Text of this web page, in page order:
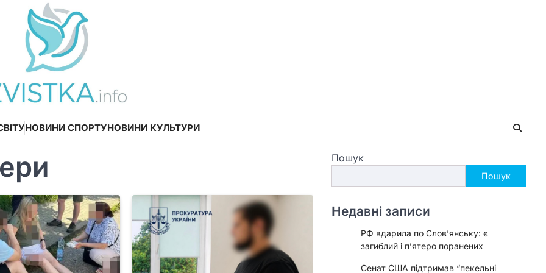
НОВИНИ СПОРТУНОВИНИ КУЛЬТУРИ
Пошук
Пошук
Недавні записи
РФ вдарила по Слов’янську: є
загиблий і п’ятеро поранених
Сенат США підтримав “пекельні